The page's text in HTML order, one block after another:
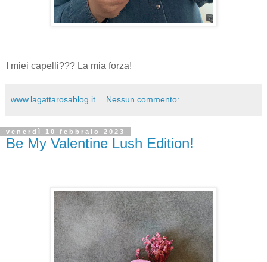
I miei capelli??? La mia forza!
www.lagattarosablog.it Nessun commento:
venerdì 10 febbraio 2023
Be My Valentine Lush Edition!